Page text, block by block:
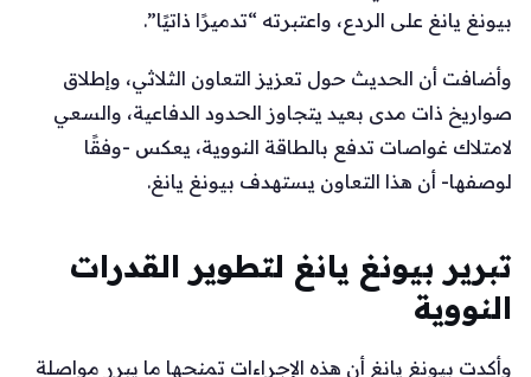
بيونغ يانغ على الردع، واعتبرته “تدميرًا ذاتيًا”.
وأضافت أن الحديث حول تعزيز التعاون الثلاثي، وإطلاق
صواريخ ذات مدى بعيد يتجاوز الحدود الدفاعية، والسعي
لامتلاك غواصات تدفع بالطاقة النووية، يعكس -وفقًا
لوصفها- أن هذا التعاون يستهدف بيونغ يانغ.
تبرير بيونغ يانغ لتطوير القدرات
النووية
وأكدت بيونغ يانغ أن هذه الإجراءات تمنحها ما يبرر مواصلة